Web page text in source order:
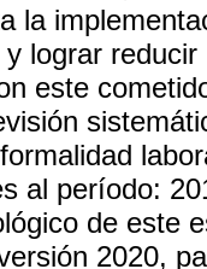
la
lograr
este
al período:
de este
2020,